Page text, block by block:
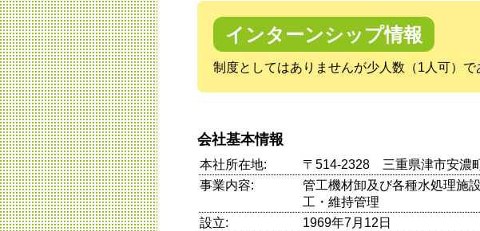
インターンシップ情報
制度としてはありませんが少人数（1人可）
会社基本情報
本社所在地:
〒514-2328 三重県津市安濃
事業内容:
管工機材卸及び各種水処理施
工・維持管理
設立:
1969年7月12日